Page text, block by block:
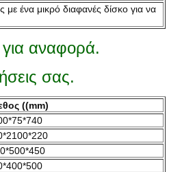
ένα μικρό διαφανές δίσκο για να
αναφορά.
σας.
((mm)